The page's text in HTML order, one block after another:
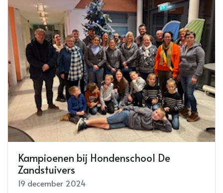
Kampioenen bij Hondenschool De
Zandstuivers
19 december 2024